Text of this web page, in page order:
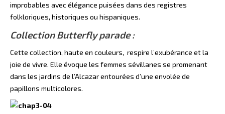
improbables avec élégance puisées dans des registres
folkloriques, historiques ou hispaniques.
Collection Butterfly parade :
Cette collection, haute en couleurs, respire l’exubérance et la
joie de vivre. Elle évoque les femmes sévillanes se promenant
dans les jardins de l’Alcazar entourées d’une envolée de
papillons multicolores.